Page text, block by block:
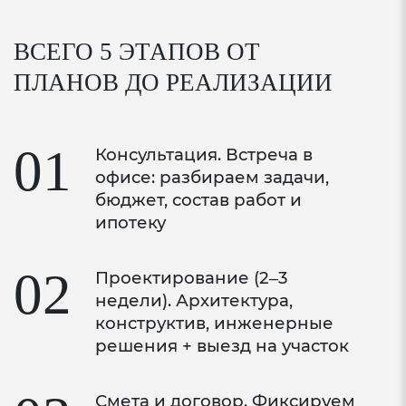
Профиль Rehau Grazio толщиной 70мм
Фурнитура
Стеклопакеты энергосберегающие многофункциональные
Мультифункциональное напыление на
внешнем стекле летом защищает от солнца,
зимой сохраняет тепло (Solar)
стекле — дополнительная защита для
ВСЕГО 5 ЭТАПОВ ОТ
ПЛАНОВ ДО РЕАЛИЗАЦИИ
01
Консультация. Встреча в
офисе: разбираем задачи,
бюджет, состав работ и
ипотеку
02
Проектирование (2–3
недели). Архитектура,
конструктив, инженерные
решения + выезд на участок
Смета и договор. Фиксируем